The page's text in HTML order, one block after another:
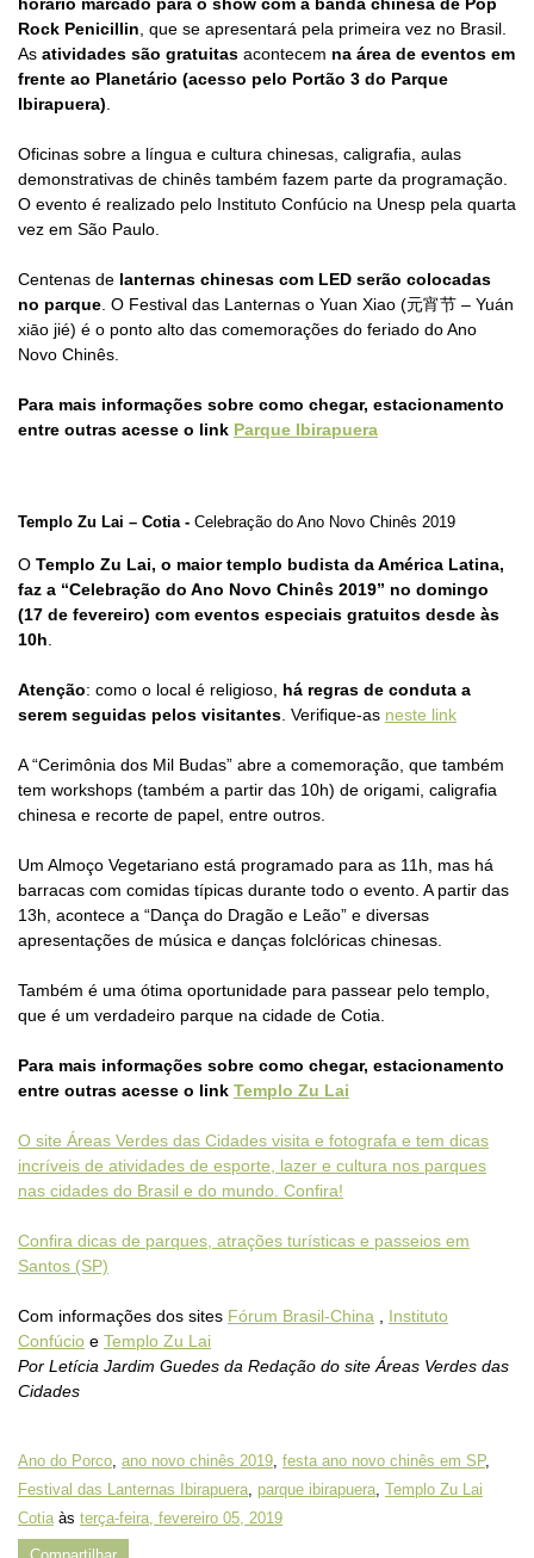
Rock Penicillin , que se apresentará pela primeira vez no Brasil.
As atividades são gratuitas acontecem na área de eventos em
frente ao Planetário (acesso pelo Portão 3 do Parque
Ibirapuera)
Oficinas sobre a língua e cultura chinesas, caligrafia, aulas
demonstrativas de chinês também fazem parte da programação.
O evento é realizado pelo Instituto Confúcio na Unesp pela quarta
vez em São Paulo.
Centenas de lanternas chinesas com LED serão colocadas
no parque . O Festival das Lanternas o Yuan Xiao (元宵节 – Yuán
xiāo jié) é o ponto alto das comemorações do feriado do Ano
Novo Chinês.
Para mais informações sobre como chegar, estacionamento
entre outras acesse o link Parque Ibirapuera
Templo Zu Lai – Cotia - Celebração do Ano Novo Chinês 2019
O Templo Zu Lai, o maior templo budista da América Latina,
faz a “Celebração do Ano Novo Chinês 2019” no domingo
(17 de fevereiro) com eventos especiais gratuitos desde às
10h
Atenção: como o local é religioso, há regras de conduta a
serem seguidas pelos visitantes . Verifique-as neste link
A “Cerimônia dos Mil Budas” abre a comemoração, que também
tem workshops (também a partir das 10h) de origami, caligrafia
chinesa e recorte de papel, entre outros.
Um Almoço Vegetariano está programado para as 11h, mas há
barracas com comidas típicas durante todo o evento. A partir das
13h, acontece a “Dança do Dragão e Leão” e diversas
apresentações de música e danças folclóricas chinesas.
Também é uma ótima oportunidade para passear pelo templo,
que é um verdadeiro parque na cidade de Cotia.
Para mais informações sobre como chegar, estacionamento
entre outras acesse o link Templo Zu Lai
O site Áreas Verdes das Cidades visita e fotografa e tem dicas
incríveis de atividades de esporte, lazer e cultura nos parques
nas cidades do Brasil e do mundo. Confira!
Confira dicas de parques, atrações turísticas e passeios em
Santos (SP)
Com informações dos sites Fórum Brasil-China
Instituto
Confúcio e Templo Zu Lai
Por Letícia Jardim Guedes da Redação do site Áreas Verdes das
Cidades
Ano do Porco ano novo chinês 2019 festa ano novo chinês em SP,
Festival das Lanternas Ibirapuera parque ibirapuera Templo Zu Lai
Cotia às terça-feira, fevereiro 05, 2019